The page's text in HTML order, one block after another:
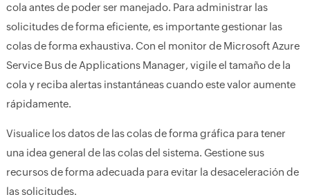
cola antes de poder ser manejado. Para administrar las
solicitudes de forma eficiente, es importante gestionar las
colas de forma exhaustiva. Con el monitor de Microsoft Azure
Service Bus de Applications Manager, vigile el tamaño de la
cola y reciba alertas instantáneas cuando este valor aumente
rápidamente.
Visualice los datos de las colas de forma gráfica para tener
una idea general de las colas del sistema. Gestione sus
recursos de forma adecuada para evitar la desaceleración de
las solicitudes.